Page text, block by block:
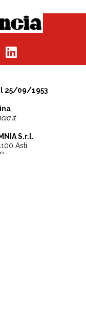
25/09/1953
S.r.l.
Asti